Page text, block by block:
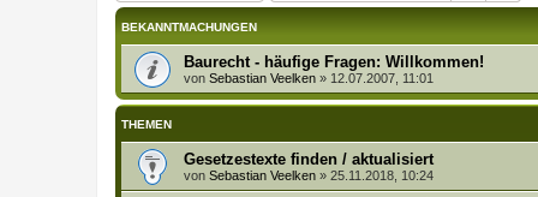
BEKANNTMACHUNGEN
Baurecht - häufige Fragen: Willkommen!
von Sebastian Veelken » 12.07.2007, 11:01
THEMEN
Gesetzestexte finden / aktualisiert
von Sebastian Veelken » 25.11.2018, 10:24